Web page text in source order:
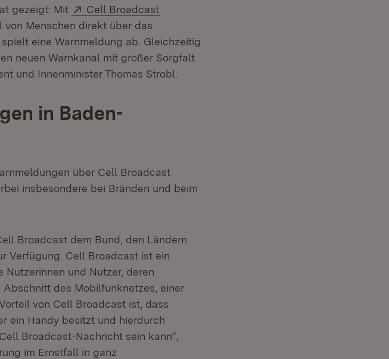
gezeigt: Mit Extern:
Cell Broadcast
Menschen direkt über das
eine Warnmeldung ab. Gleichzeitig
neuen Warnkanal mit großer Sorgfalt
und Innenminister Thomas Strobl.
in Baden-
über Cell Broadcast
insbesondere bei Bränden und beim
Broadcast dem Bund, den Ländern
Verfügung. Cell Broadcast ist ein
Nutzerinnen und Nutzer, deren
des Mobilfunknetzes, einer
von Cell Broadcast ist, dass
ein Handy besitzt und hierdurch
Broadcast-Nachricht sein kann“,
im Ernstfall in ganz